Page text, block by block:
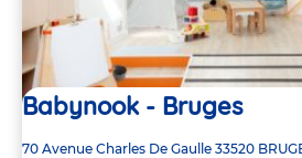
Babynook - Bruges
Adresse
70 Avenue Charles De Gaulle 33520